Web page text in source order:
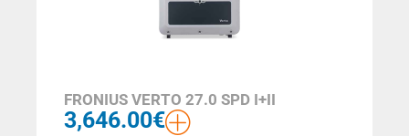
FRONIUS VERTO 27.0 SPD I+II
3,646.00€